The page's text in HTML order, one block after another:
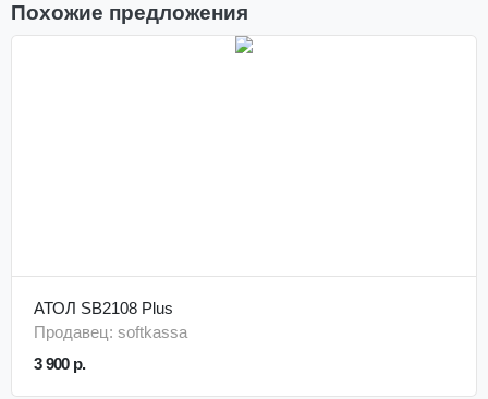
Похожие предложения
АТОЛ SB2108 Plus
Продавец: softkassa
3 900 р.